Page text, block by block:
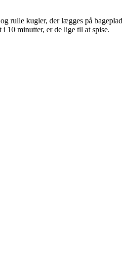
rulle kugler, der lægges på
10 minutter, er de lige til at spise.